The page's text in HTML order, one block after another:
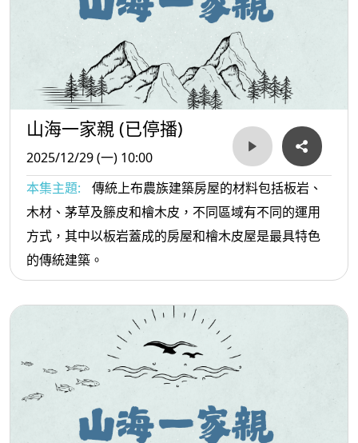
山海一家親 (已停播)
2025/12/29 (一) 10:00
本集主題:
傳統上布農族建築房屋的材料包括板岩、
木材、茅草及籐皮和檜木皮，不同區域有不同的運用
方式，其中以板岩蓋成的房屋和檜木皮屋是最具特色
的傳統建築。